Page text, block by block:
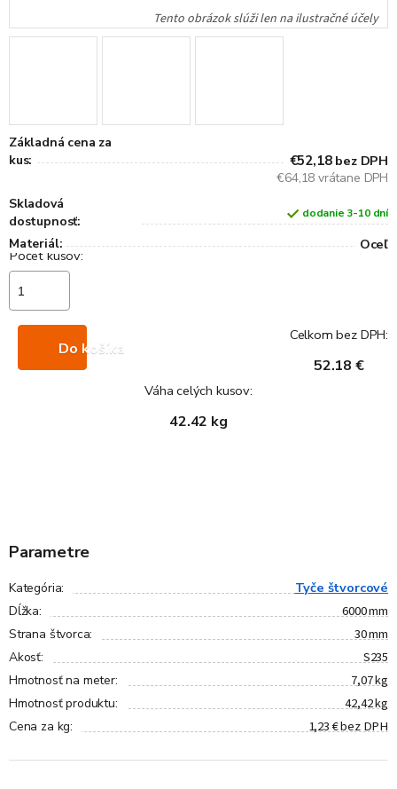
Základná cena za
kus:
€52,18 bez DPH
€64,18 vrátane DPH
Skladová
dostupnosť:
dodanie 3-10 dní
Materiál: Oceľ
Do košíka
Váha celých kusov:
42.42 kg
Celkom bez DPH:
52.18 €
Parametre
Kategória: Tyče štvorcové
Dĺžka: 6000 mm
Strana štvorca: 30 mm
Akosť: S235
Hmotnosť na meter: 7,07 kg
Hmotnosť produktu: 42,42 kg
Cena za kg: 1,23 € bez DPH